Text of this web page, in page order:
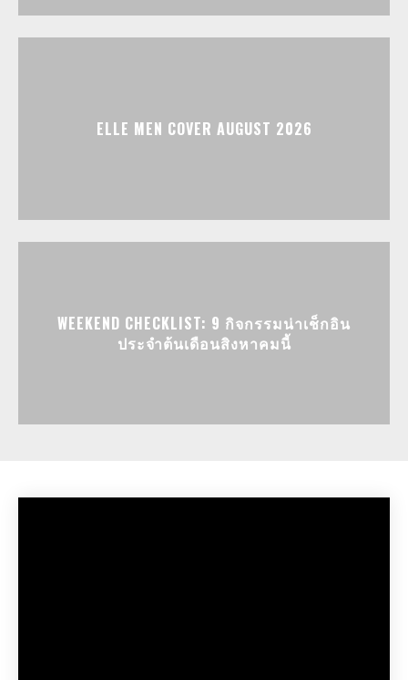
ELLE MEN COVER AUGUST 2026
WEEKEND CHECKLIST: 9 กิจกรรมน่าเช็กอิน
ประจำต้นเดือนสิงหาคมนี้